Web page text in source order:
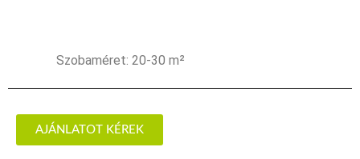
Szobaméret: 20-30 m²
AJÁNLATOT KÉREK